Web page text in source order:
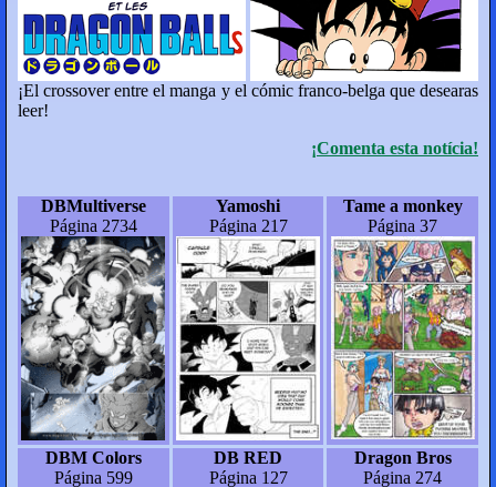
¡El crossover entre el manga y el cómic franco-belga que desearas
leer!
¡Comenta esta notícia!
DBMultiverse
Página 2734
Yamoshi
Página 217
Tame a monkey
Página 37
DBM Colors
Página 599
DB RED
Página 127
Dragon Bros
Página 274